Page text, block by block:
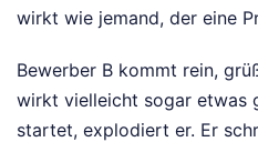
wirkt wie jemand, der eine
Bewerber B kommt rein,
wirkt vielleicht sogar etwas
startet, explodiert er. Er